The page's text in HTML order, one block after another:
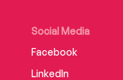
Social Media
Facebook
LinkedIn